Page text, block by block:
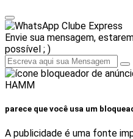
Clube Express
Envie sua mensagem,
possível ; )
HAMM
parece que você usa um
A publicidade é uma fonte